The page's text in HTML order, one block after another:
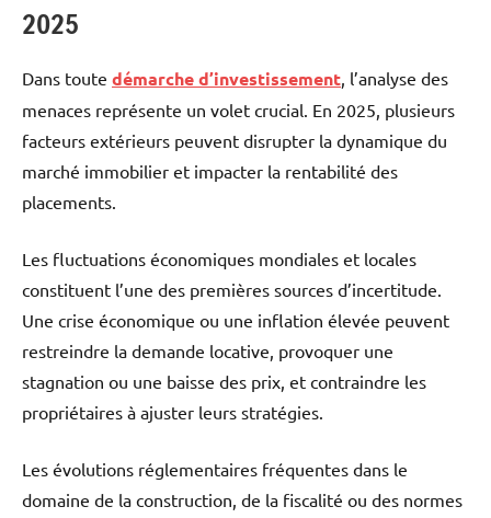
2025
Dans toute démarche d’investissement, l’analyse des
menaces représente un volet crucial. En 2025, plusieurs
facteurs extérieurs peuvent disrupter la dynamique du
marché immobilier et impacter la rentabilité des
placements.
Les fluctuations économiques mondiales et locales
constituent l’une des premières sources d’incertitude.
Une crise économique ou une inflation élevée peuvent
restreindre la demande locative, provoquer une
stagnation ou une baisse des prix, et contraindre les
propriétaires à ajuster leurs stratégies.
Les évolutions réglementaires fréquentes dans le
domaine de la construction, de la fiscalité ou des normes